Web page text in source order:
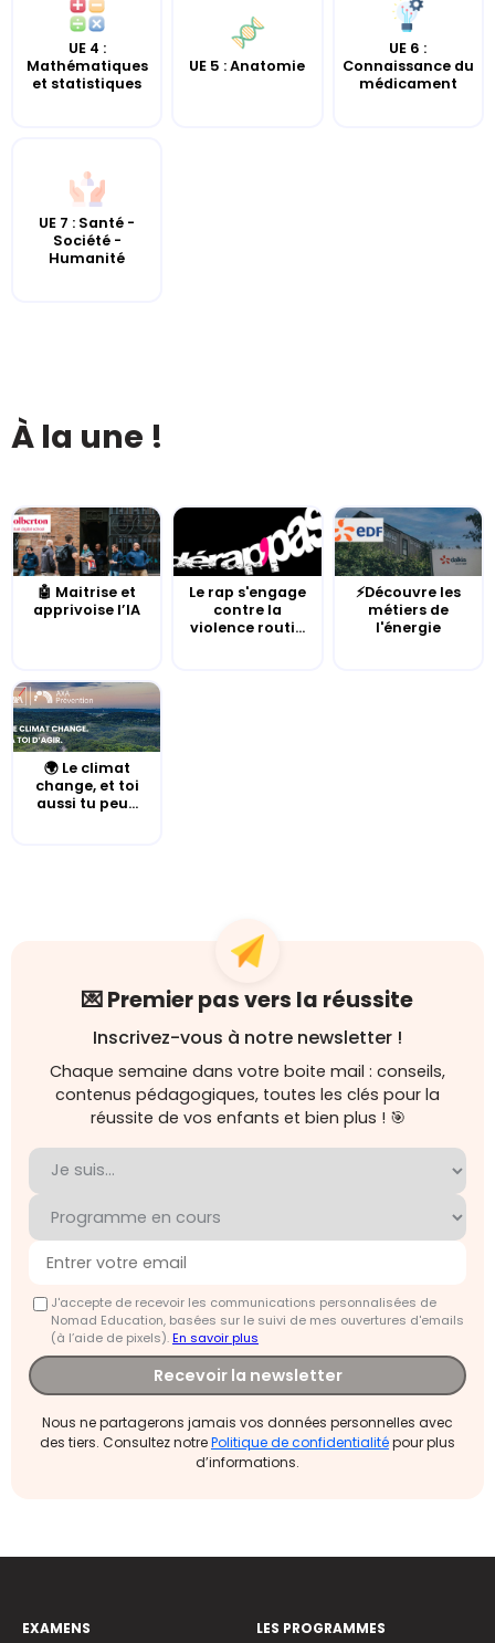
UE 4 :
Mathématiques
et statistiques
UE 5 : Anatomie
UE 6 :
Connaissance du
médicament
UE 7 : Santé -
Société -
Humanité
À la une !
🤖 Maitrise et
apprivoise l’IA
Le rap s'engage
contre la
violence routi...
⚡Découvre les
métiers de
l'énergie
🌍 Le climat
change, et toi
aussi tu peu...
💌 Premier pas vers la réussite
Inscrivez-vous à notre newsletter !
Chaque semaine dans votre boite mail : conseils,
contenus pédagogiques, toutes les clés pour la
réussite de vos enfants et bien plus ! 🎯
J'accepte de recevoir les communications personnalisées de
Nomad Education, basées sur le suivi de mes ouvertures d'emails
(à l’aide de pixels).En savoir plus
Recevoir la newsletter
Nous ne partagerons jamais vos données personnelles avec
des tiers. Consultez notrePolitique de confidentialitépour plus
d’informations.
EXAMENS LES PROGRAMMES